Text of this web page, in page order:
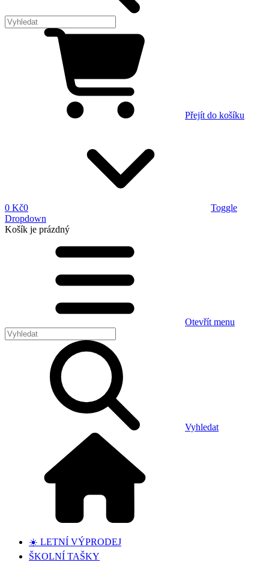
Přejít do košíku
0 Kč0
Toggle
Dropdown
Košík je prázdný
Otevřít menu
Vyhledat
☀️ LETNÍ VÝPRODEJ
ŠKOLNÍ TAŠKY